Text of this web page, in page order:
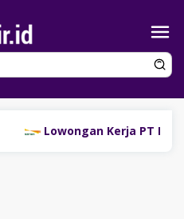
Lowongan Kerja PT Bank